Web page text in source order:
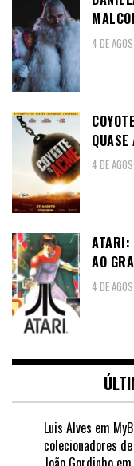
4 DE
QUASE
4 DE
ATARI:
AO
4 DE
Luis Alves em
colecionadores